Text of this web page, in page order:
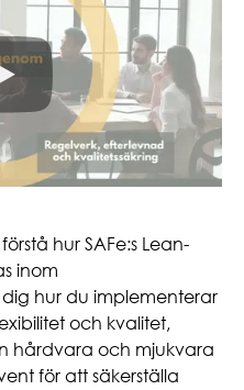
hur SAFe:s Lean-
inom
hur du implementerar
och kvalitet,
hårdvara och mjukvara
för att säkerställa